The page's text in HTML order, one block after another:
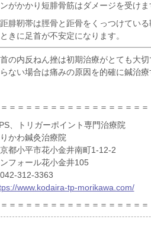
がかかり短腓骨筋はダメージを受けま
腓靭帯は脛骨と距骨をくっつけてい
きに足首が不安定になります。
の内反ねん挫は初期治療がとても大
ない場合は痛みの原因を的確に鍼治療
＝＝＝＝＝＝＝＝＝＝＝＝＝＝＝＝＝＝
、トリガーポイント専門治療院
かわ鍼灸治療院
都小平市花小金井南町1-12-2
フォール花小金井105
312-3363
www.kodaira-tp-morikawa.com/
＝＝＝＝＝＝＝＝＝＝＝＝＝＝＝＝＝＝